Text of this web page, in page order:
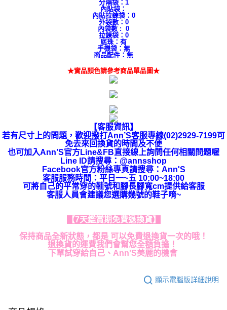
分隔袋：1
內貼袋：
內貼拉鍊袋：0
外袋數：0
內袋數 : 0
拉鍊袋：0
底珠：有
手機袋：無
商品配件：無
★實品顏色請參考商品單品圖★
【客服資訊】
若有尺寸上的問題，歡迎撥打Ann’S客服專線(02)2929-7199可
免去來回換貨的時間及不便
也可加入Ann’S官方Line&FB直接線上詢問任何相關問題喔
Line ID請搜尋：@annsshop
Facebook官方粉絲專頁請搜尋：Ann'S
客服服務時間：平日一~五 10:00~18:00
可將自己的平常穿的鞋號和腳長腳寬cm提供給客服
客服人員會建議您選購幾號的鞋子唷~
【7天鑑賞期免費退換貨】
保持商品全新狀態，都是 可以免費退換貨一次的哦！
退換貨的運費我們會幫您全額負擔！
下單試穿給自己、Ann'S美麗的機會
顯示電腦版詳細說明